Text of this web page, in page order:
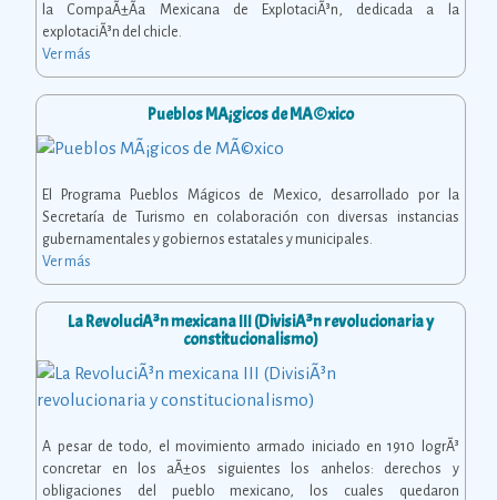
la CompaÃ±Ã­a Mexicana de ExplotaciÃ³n, dedicada a la
explotaciÃ³n del chicle.
Ver más
Pueblos MÃ¡gicos de MÃ©xico
El Programa Pueblos Mágicos de Mexico, desarrollado por la
Secretaría de Turismo en colaboración con diversas instancias
gubernamentales y gobiernos estatales y municipales.
Ver más
La RevoluciÃ³n mexicana III (DivisiÃ³n revolucionaria y
constitucionalismo)
A pesar de todo, el movimiento armado iniciado en 1910 logrÃ³
concretar en los aÃ±os siguientes los anhelos: derechos y
obligaciones del pueblo mexicano, los cuales quedaron